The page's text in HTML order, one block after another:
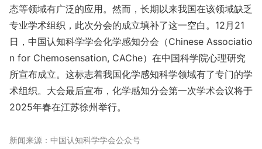
态等领域有广泛的应用。然而，长期以来我国在该领域缺乏
专业学术组织，此次分会的成立填补了这一空白。12月21
日，中国认知科学学会化学感知分会（Chinese Associatio
n for Chemosensation, CAChe）在中国科学院心理研究
所宣布成立。这标志着我国化学感知科学领域有了专门的学
术组织。大会最后宣布，化学感知分会第一次学术会议将于
2025年春在江苏徐州举行。
新闻来源：中国认知科学学会公众号